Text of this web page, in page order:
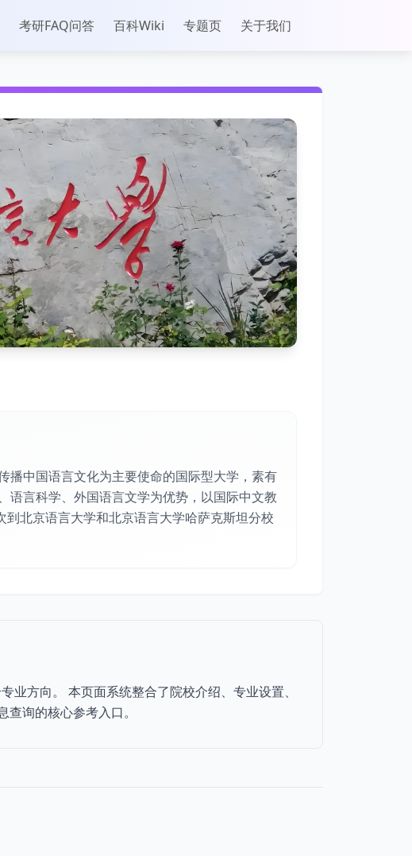
考研FAQ问答 百科Wiki 专题页 关于我们
播中国语言文化为主要使命的国际型大学，素有
语言科学、外国语言文学为优势，以国际中文教
北京语言大学和北京语言大学哈萨克斯坦分校
方向。 本页面系统整合了院校介绍、专业设置、
询的核心参考入口。